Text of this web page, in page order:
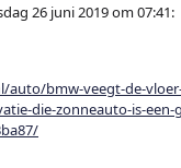
26 juni 2019 om 07:41:
auto/bmw-veegt-de-
die-zonneauto-is-